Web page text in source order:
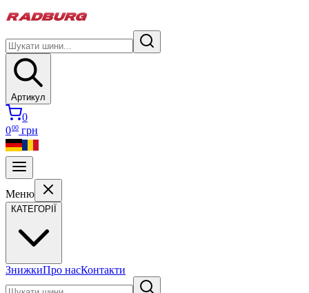
Артикул
0
000 грн
Меню
КАТЕГОРІЇ
ЗнижкиПро насКонтакти